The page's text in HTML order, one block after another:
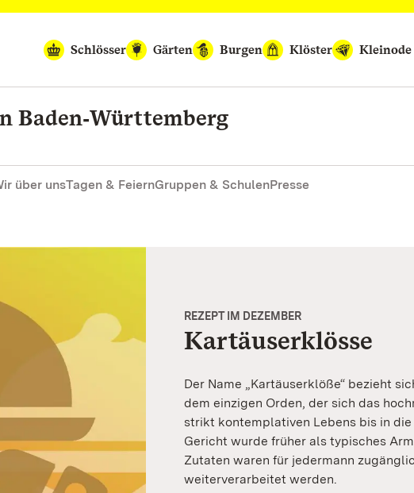
Schlösser
Gärten Burgen Klöster Kleinode
Baden‑Württemberg
über unsTagen & FeiernGruppen & SchulenPresse
REZEPT IM DEZEMBER
Kartäuserklösse
Der Name „Kartäuserklöße“ bezieht
dem einzigen Orden, der sich das
strikt kontemplativen Lebens bis in
Gericht wurde früher als typisches
Zutaten waren für jedermann
weiterverarbeitet werden.